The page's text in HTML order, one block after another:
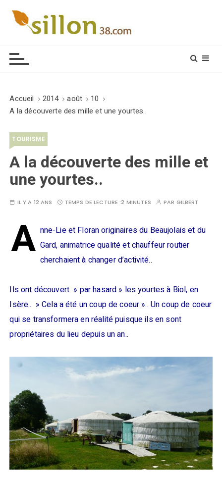
Accueil 2014 août
10
A la découverte des mille et une yourtes..
TOURISME
A la découverte des mille et
une yourtes..
IL Y A 12 ANS TEMPS DE LECTURE :2 MINUTES PAR GILBERT
A nne-Lie et Floran originaires du Beaujolais et du
Gard, animatrice qualité et chauffeur routier
cherchaient à changer d’activité..
Ils ont découvert » par hasard » les yourtes à Biol, en
Isère.. » Cela a été un coup de coeur ».. Un coup de coeur
qui se transformera en réalité puisque ils en sont
propriétaires du lieu depuis un an..